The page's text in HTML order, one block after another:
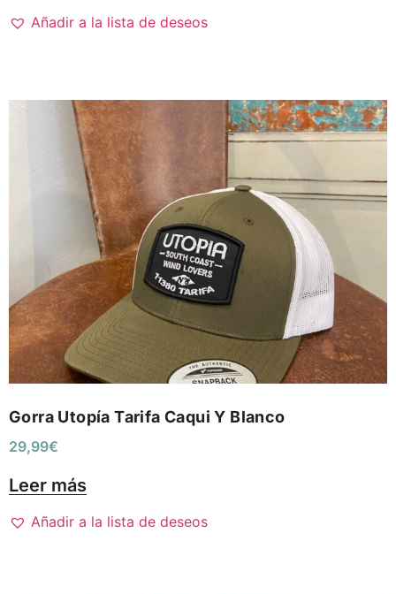
Añadir a la lista de deseos
Gorra Utopía Tarifa Caqui Y Blanco
29,99€
Leer más
Añadir a la lista de deseos